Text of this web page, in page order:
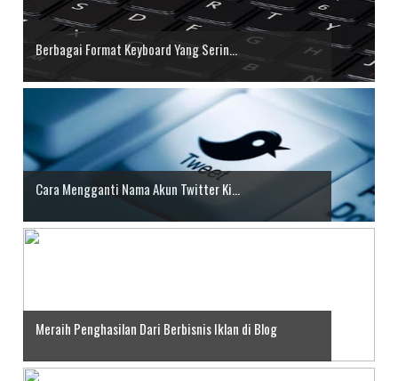
Berbagai Format Keyboard Yang Serin...
Cara Mengganti Nama Akun Twitter Ki...
Meraih Penghasilan Dari Berbisnis Iklan di Blog